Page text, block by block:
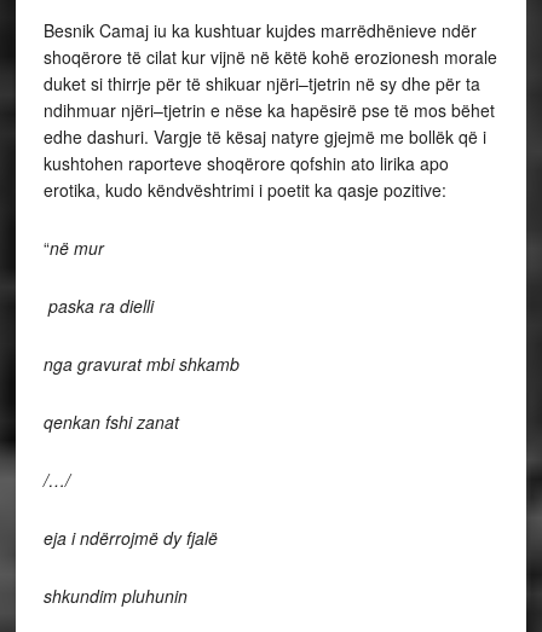
Besnik Camaj iu ka kushtuar kujdes marrëdhënieve ndër
shoqërore të cilat kur vijnë në këtë kohë erozionesh morale
duket si thirrje për të shikuar njëri–tjetrin në sy dhe për ta
ndihmuar njëri–tjetrin e nëse ka hapësirë pse të mos bëhet
edhe dashuri. Vargje të kësaj natyre gjejmë me bollëk që i
kushtohen raporteve shoqërore qofshin ato lirika apo
erotika, kudo këndvështrimi i poetit ka qasje pozitive:
“në mur
paska ra dielli
nga gravurat mbi shkamb
qenkan fshi zanat
/…/
eja i ndërrojmë dy fjalë
shkundim pluhunin